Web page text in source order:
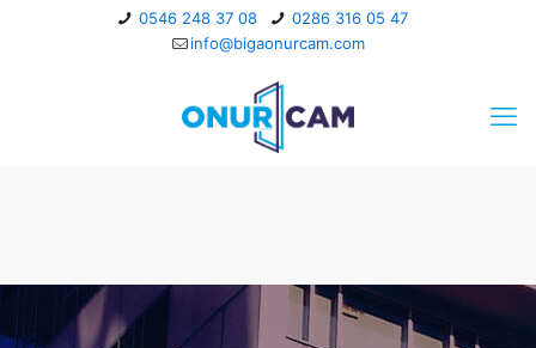
0546 248 37 08
0286 316 05 47
info@bigaonurcam.com